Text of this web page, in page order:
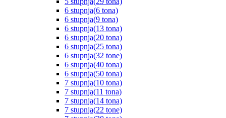
6 stupnja(6 tona)
6 stupnja(9 tona)
6 stupnja(13 tona)
6 stupnja(20 tona)
6 stupnja(25 tona)
6 stupnja(32 tone)
6 stupnja(40 tona)
6 stupnja(50 tona)
7 stupnja(10 tona)
7 stupnja(11 tona)
7 stupnja(14 tona)
7 stupnja(22 tone)